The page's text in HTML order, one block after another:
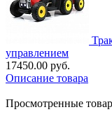
управлением
17450.00 руб.
Описание товара
Просмотренные